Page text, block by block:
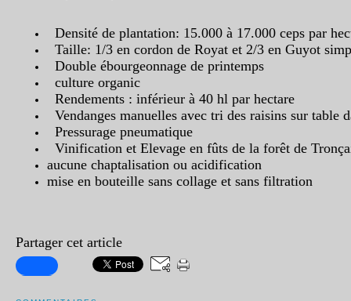
Densité de plantation: 15.000 à 17.000 ceps par
Taille: 1/3 en cordon de Royat et 2/3 en Guyot
Double ébourgeonnage de printemps
culture organic
Rendements : inférieur à 40 hl par hectare
Vendanges manuelles avec tri des raisins sur table
Pressurage pneumatique
Vinification et Elevage en fûts de la forêt de
aucune chaptalisation ou acidification
mise en bouteille sans collage et sans filtration
Partager cet article